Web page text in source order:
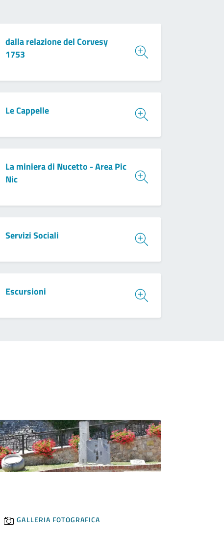
dalla relazione del Corvesy
1753
Le Cappelle
La miniera di Nucetto - Area Pic
Nic
Servizi Sociali
Escursioni
GALLERIA FOTOGRAFICA